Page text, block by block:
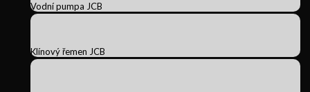
Vodní pumpa JCB
Klínový řemen JCB